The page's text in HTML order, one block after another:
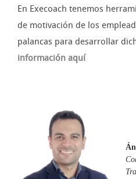
En Execoach tenemos
de motivación de los
palancas para desarrollar
información aquí